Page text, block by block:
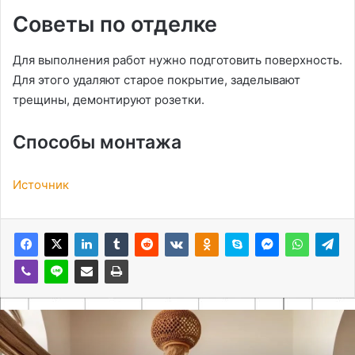
Советы по отделке
Для выполнения работ нужно подготовить поверхность.
Для этого удаляют старое покрытие, заделывают
трещины, демонтируют розетки.
Способы монтажа
Источник